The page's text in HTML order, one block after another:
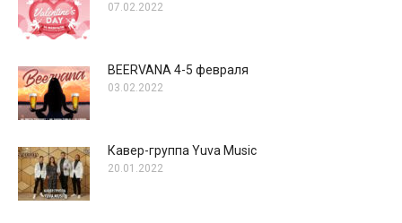
07.02.2022
BEERVANA 4-5 февраля
03.02.2022
Кавер-группа Yuva Music
20.01.2022